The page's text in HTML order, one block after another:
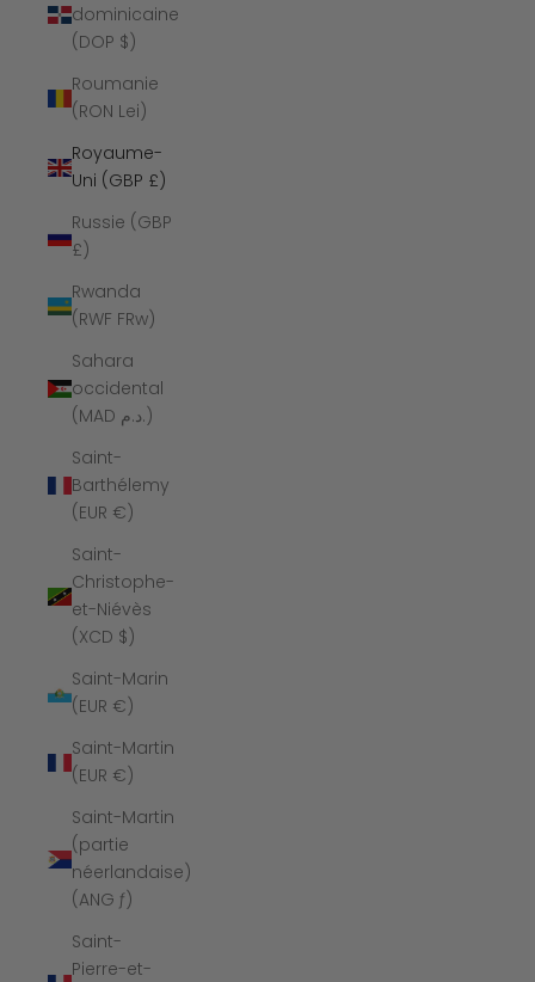
dominicaine
(DOP $)
Roumanie
(RON Lei)
Royaume-
Uni (GBP £)
Russie (GBP
£)
Rwanda
(RWF FRw)
Sahara
occidental
(MAD د.م.)
Saint-
Barthélemy
(EUR €)
Saint-
Christophe-
et-Niévès
(XCD $)
Saint-Marin
(EUR €)
Saint-Martin
(EUR €)
Saint-Martin
(partie
néerlandaise)
(ANG ƒ)
Saint-
Pierre-et-